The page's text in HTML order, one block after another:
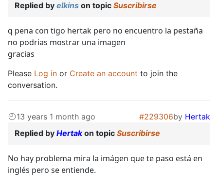
Replied by elkins on topic Suscribirse
q pena con tigo hertak pero no encuentro la pestaña
no podrias mostrar una imagen
gracias
Please Log in or Create an account to join the
conversation.
13 years 1 month ago #229306by Hertak
Replied by Hertakon topic Suscribirse
No hay problema mira la imágen que te paso está en
inglés pero se entiende.